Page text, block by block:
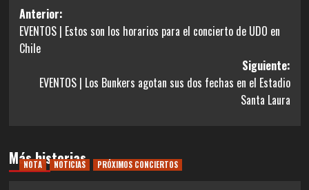
Navegación
de
entradas
Anterior:
EVENTOS | Estos son los horarios para el concierto de UDO en
Chile
Siguiente:
EVENTOS | Los Bunkers agotan sus dos fechas en el Estadio
Santa Laura
Más historias
NOTA NOTICIAS PRÓXIMOS CONCIERTOS